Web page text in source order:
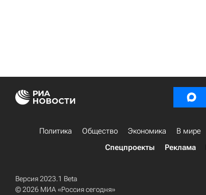
Политика Общество Экономика В мире
Спецпроекты
Реклама
Версия 2023.1 Beta
© 2026 МИА «Россия сегодня»